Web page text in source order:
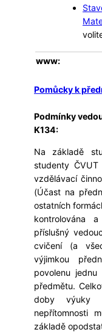
www:
Pomůcky k
Podmínky
K134:
Na základě
studenty
vzdělávací
(Účast na
ostatních
kontrolována
příslušný
cvičení (a
výjimkou
povolenu
předmětu.
doby výuky
nepřítomnosti
základě